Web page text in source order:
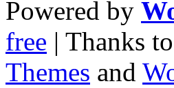
Powered by
free | Thanks to
Themes and